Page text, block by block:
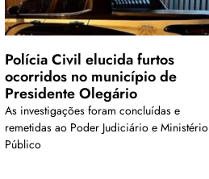
Polícia Civil elucida furtos
ocorridos no município de
Presidente Olegário
As investigações foram concluídas e
remetidas ao Poder Judiciário e Ministério
Público